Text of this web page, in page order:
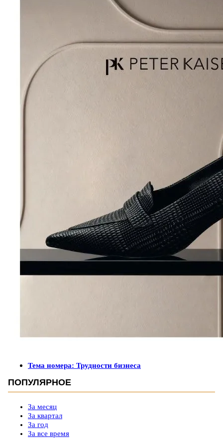
Тема номера: Трудности бизнеса
ПОПУЛЯРНОЕ
За месяц
За квартал
За год
За все время